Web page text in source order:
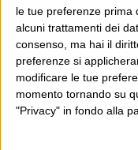
le tue preferenze prima
alcuni trattamenti dei
consenso, ma hai il
preferenze si
modificare le tue
momento tornando su
"Privacy" in fondo alla
potrebbe piacerti
proprio da qui, e
questo blog
Poi il Post è
un progetto